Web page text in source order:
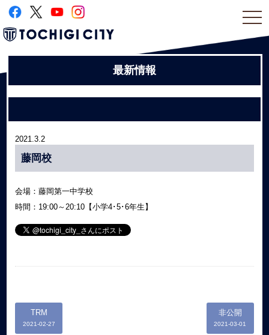
最新情報
2021.3.2
藤岡校
会場：藤岡第一中学校
時間：19:00～20:10【小学4･5･6年生】
TRM
2021-02-27
非公開
2021-03-01